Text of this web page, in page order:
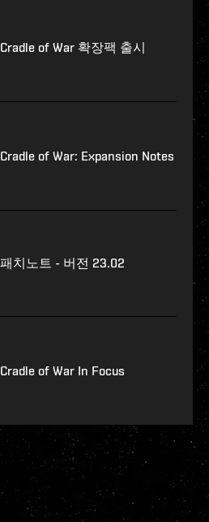
Cradle of War 확장팩 출시
Cradle of War: Expansion Notes
패치노트 - 버전 23.02
Cradle of War In Focus